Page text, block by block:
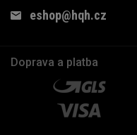
eshop@hqh.cz
Doprava a platba